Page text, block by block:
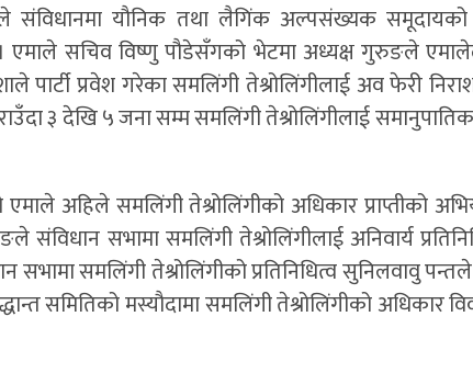
संविधानमा यौनिक तथा लैगिंक अल्पसंख्यक
। एमाले सचिव विष्णु पौडेसँगको भेटमा अध्यक्ष गुरुङले
पार्टी प्रवेश गरेका समलिंगी तेश्रोलिंगीलाई अव फेरी
३ देखि ५ जना सम्म समलिंगी तेश्रोलिंगीलाई
अहिले समलिंगी तेश्रोलिंगीको अधिकार प्राप्तीको
सभामा समलिंगी तेश्रोलिंगीलाई अनिवार्य
सभामा समलिंगी तेश्रोलिंगीको प्रतिनिधित्व सुनिलवावु
समितिको मस्यौदामा समलिंगी तेश्रोलिंगीको अधिकार